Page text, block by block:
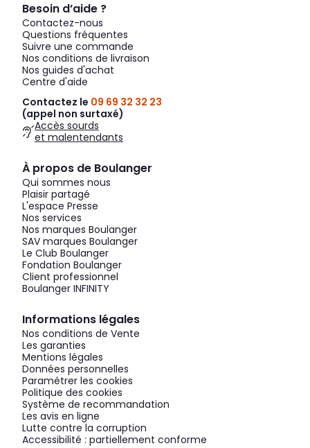
Besoin d’aide ?
Contactez-nous
Questions fréquentes
Suivre une commande
Nos conditions de livraison
Nos guides d'achat
Centre d'aide
Contactez le 09 69 32 32 23
(appel non surtaxé)
Accès sourds
et malentendants
À propos de Boulanger
Qui sommes nous
Plaisir partagé
L'espace Presse
Nos services
Nos marques Boulanger
SAV marques Boulanger
Le Club Boulanger
Fondation Boulanger
Client professionnel
Boulanger INFINITY
Informations légales
Nos conditions de Vente
Les garanties
Mentions légales
Données personnelles
Paramétrer les cookies
Politique des cookies
Système de recommandation
Les avis en ligne
Lutte contre la corruption
Accessibilité : partiellement conforme